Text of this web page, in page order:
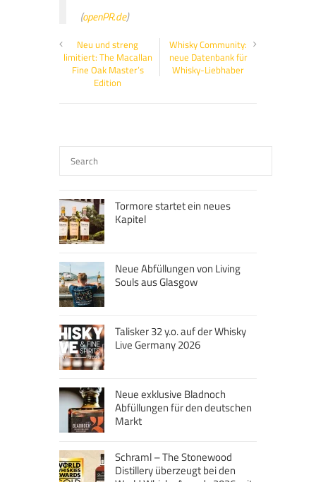
(openPR.de)
Neu und streng
limitiert: The Macallan
Fine Oak Master’s
Edition
Whisky Community:
neue Datenbank für
Whisky-Liebhaber
Tormore startet ein neues
Kapitel
Neue Abfüllungen von Living
Souls aus Glasgow
Talisker 32 y.o. auf der Whisky
Live Germany 2026
Neue exklusive Bladnoch
Abfüllungen für den deutschen
Markt
Schraml – The Stonewood
Distillery überzeugt bei den